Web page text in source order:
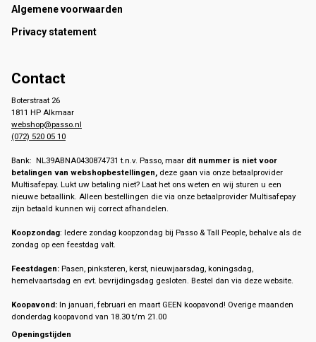
Footer
Algemene voorwaarden
Privacy statement
Contact
Boterstraat 26
1811 HP Alkmaar
webshop@passo.nl
(072) 520 05 10
Bank: NL39ABNA0430874731 t.n.v. Passo, maar dit nummer is niet voor
betalingen van webshopbestellingen, deze gaan via onze betaalprovider
Multisafepay. Lukt uw betaling niet? Laat het ons weten en wij sturen u een
nieuwe betaallink. Alleen bestellingen die via onze betaalprovider Multisafepay
zijn betaald kunnen wij correct afhandelen.
Koopzondag: Iedere zondag koopzondag bij Passo & Tall People, behalve als de
zondag op een feestdag valt.
Feestdagen: Pasen, pinksteren, kerst, nieuwjaarsdag, koningsdag,
hemelvaartsdag en evt. bevrijdingsdag gesloten. Bestel dan via deze website.
Koopavond: In januari, februari en maart GEEN koopavond! Overige maanden
donderdag koopavond van 18.30 t/m 21.00
Openingstijden